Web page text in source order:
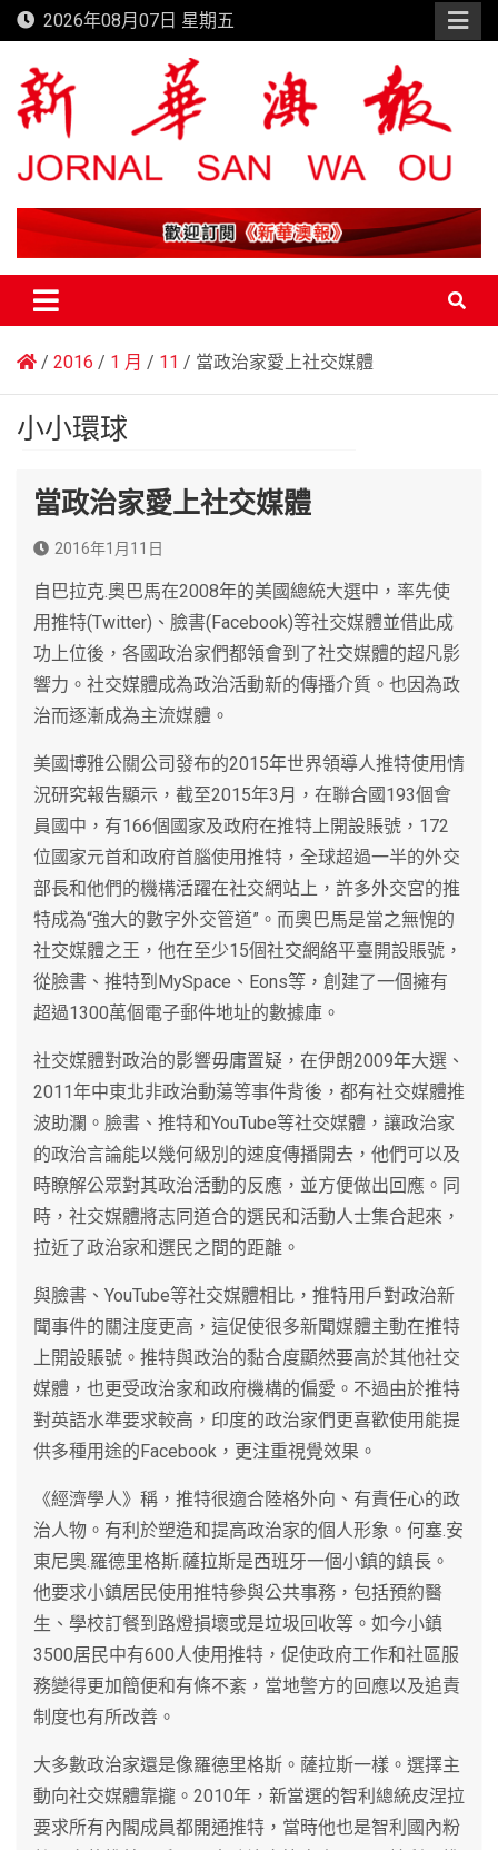
Skip
to
content
2026年08月07日 星期五
新華澳報
2016 1 月 11 當政治家愛上社交媒體
小小環球
當政治家愛上社交媒體
2016年1月11日
自巴拉克.奧巴馬在2008年的美國總統大選中，率先使
用推特(Twitter)、臉書(Facebook)等社交媒體並借此成
功上位後，各國政治家們都領會到了社交媒體的超凡影
響力。社交媒體成為政治活動新的傳播介質。也因為政
治而逐漸成為主流媒體。
美國博雅公關公司發布的2015年世界領導人推特使用情
況研究報告顯示，截至2015年3月，在聯合國193個會
員國中，有166個國家及政府在推特上開設賬號，172
位國家元首和政府首腦使用推特，全球超過一半的外交
部長和他們的機構活躍在社交網站上，許多外交宮的推
特成為“強大的數字外交管道”。而奧巴馬是當之無愧的
社交媒體之王，他在至少15個社交網絡平臺開設賬號，
從臉書、推特到MySpace、Eons等，創建了一個擁有
超過1300萬個電子郵件地址的數據庫。
社交媒體對政治的影響毋庸置疑，在伊朗2009年大選、
2011年中東北非政治動蕩等事件背後，都有社交媒體推
波助瀾。臉書、推特和YouTube等社交媒體，讓政治家
的政治言論能以幾何級別的速度傳播開去，他們可以及
時瞭解公眾對其政治活動的反應，並方便做出回應。同
時，社交媒體將志同道合的選民和活動人士集合起來，
拉近了政治家和選民之間的距離。
與臉書、YouTube等社交媒體相比，推特用戶對政治新
聞事件的關注度更高，這促使很多新聞媒體主動在推特
上開設賬號。推特與政治的黏合度顯然要高於其他社交
媒體，也更受政治家和政府機構的偏愛。不過由於推特
對英語水準要求較高，印度的政治家們更喜歡使用能提
供多種用途的Facebook，更注重視覺效果。
《經濟學人》稱，推特很適合陸格外向、有責任心的政
治人物。有利於塑造和提高政治家的個人形象。何塞.安
東尼奧.羅德里格斯.薩拉斯是西班牙一個小鎮的鎮長。
他要求小鎮居民使用推特參與公共事務，包括預約醫
生、學校訂餐到路燈損壞或是垃圾回收等。如今小鎮
3500居民中有600人使用推特，促使政府工作和社區服
務變得更加簡便和有條不紊，當地警方的回應以及追責
制度也有所改善。
大多數政治家還是像羅德里格斯。薩拉斯一樣。選擇主
動向社交媒體靠攏。2010年，新當選的智利總統皮涅拉
要求所有內閣成員都開通推特，當時他也是智利國內粉